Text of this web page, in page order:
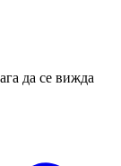
да се вижда